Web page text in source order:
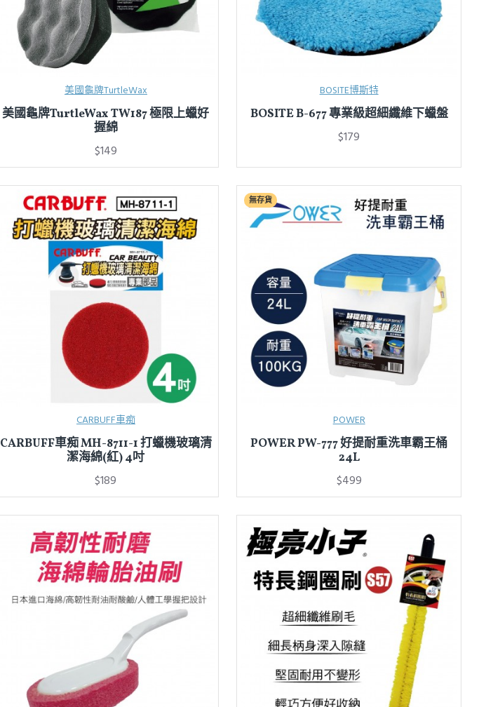
美國龜牌TurtleWax
美國龜牌TurtleWax TW187 極限上蠟好
握綿
$149
BOSITE博斯特
BOSITE B-677 專業級超細纖維下蠟盤
$179
CARBUFF車痴
CARBUFF車痴 MH-8711-1 打蠟機玻璃清
潔海綿(紅) 4吋
$189
無存貨
POWER
POWER PW-777 好提耐重洗車霸王桶
24L
$499